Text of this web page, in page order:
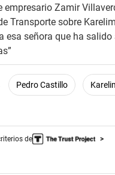
empresario Zamir
Transporte sobre
esa señora que ha
Pedro Castillo
de